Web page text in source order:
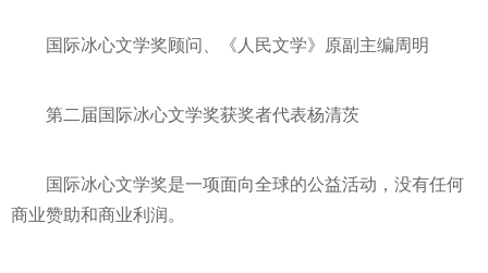
国际冰心文学奖顾问、《人民文学》原副主编周明
第二届国际冰心文学奖获奖者代表杨清茨
国际冰心文学奖是一项面向全球的公益活动，没有任何
商业赞助和商业利润。